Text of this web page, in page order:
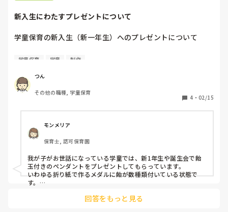
新入生にわたすプレゼントについて
学童保育の新入生（新一年生）へのプレゼントについて
学童保育で勤めています。
す。
折り紙だったり、アイロンビーズで作ったものだったりと毎
年異なりますがマンネリ化してきています。
（今まで作ったもの）
・飛び出すメッセージカード
・アイロンビーズ
・折り紙
・プラ板
学童保育 学童 制作
つん
その他の職種, 学童保育
4 ・ 02/15
モンメリア
保育士, 認可保育園
我が子がお世話になっている学童では、新1年生や誕生会で飴
玉付きのペンダントをプレゼントしてもらっています。
いわゆる折り紙で作るメダルに飴が数種類付いている状態で
す。
回答をもっと見る